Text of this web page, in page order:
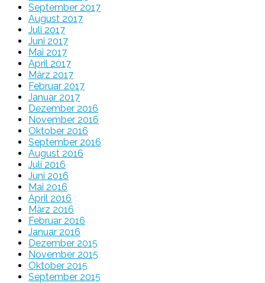
September 2017
August 2017
Juli 2017
Juni 2017
Mai 2017
April 2017
März 2017
Februar 2017
Januar 2017
Dezember 2016
November 2016
Oktober 2016
September 2016
August 2016
Juli 2016
Juni 2016
Mai 2016
April 2016
März 2016
Februar 2016
Januar 2016
Dezember 2015
November 2015
Oktober 2015
September 2015